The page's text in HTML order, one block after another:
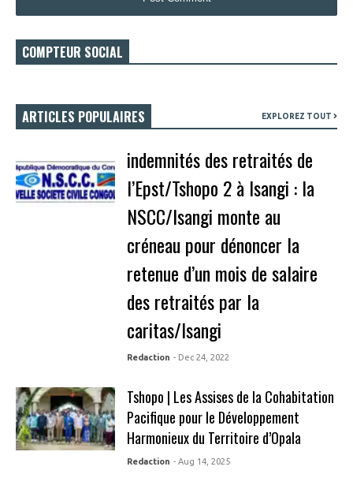
COMPTEUR SOCIAL
ARTICLES POPULAIRES EXPLOREZ TOUT
indemnités des retraités de
l’Epst/Tshopo 2 à Isangi : la
NSCC/Isangi monte au
créneau pour dénoncer la
retenue d’un mois de salaire
des retraités par la
caritas/Isangi
Redaction - Dec 24, 2022
Tshopo | Les Assises de la Cohabitation
Pacifique pour le Développement
Harmonieux du Territoire d’Opala
Redaction - Aug 14, 2025